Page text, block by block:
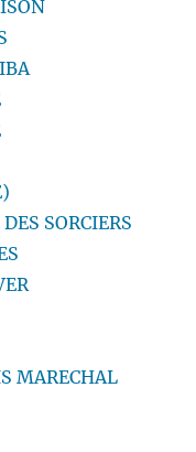
SORCIERS
MARECHAL